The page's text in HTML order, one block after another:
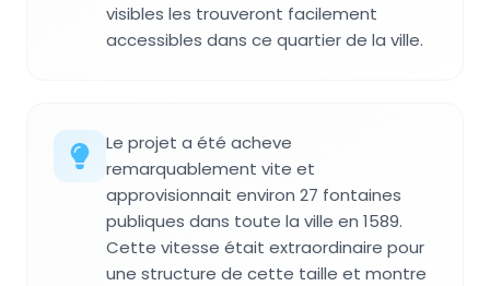
visibles les trouveront facilement
accessibles dans ce quartier de la ville.
Le projet a été acheve
remarquablement vite et
approvisionnait environ 27 fontaines
publiques dans toute la ville en 1589.
Cette vitesse était extraordinaire pour
une structure de cette taille et montre